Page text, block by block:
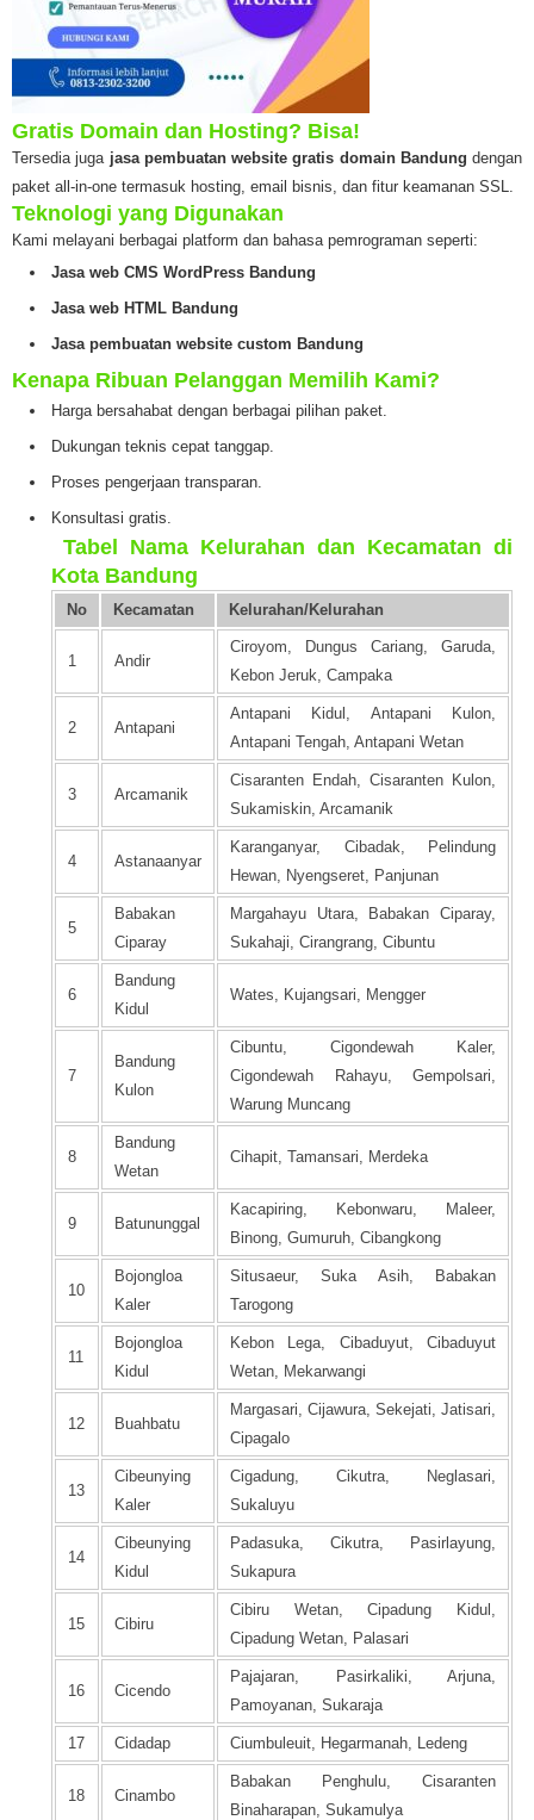
Gratis Domain dan Hosting? Bisa!
Tersedia juga jasa pembuatan website gratis domain Bandung dengan
paket all-in-one termasuk hosting, email bisnis, dan fitur keamanan SSL.
Teknologi yang Digunakan
Kami melayani berbagai platform dan bahasa pemrograman seperti:
Jasa web CMS WordPress Bandung
Jasa web HTML Bandung
Jasa pembuatan website custom Bandung
Kenapa Ribuan Pelanggan Memilih Kami?
Harga bersahabat dengan berbagai pilihan paket.
Dukungan teknis cepat tanggap.
Proses pengerjaan transparan.
Konsultasi gratis.
Tabel Nama Kelurahan dan Kecamatan di
Kota Bandung
No Kecamatan Kelurahan/Kelurahan
1 Andir
Ciroyom, Dungus Cariang, Garuda,
Kebon Jeruk, Campaka
2 Antapani
Antapani Kidul, Antapani Kulon,
Antapani Tengah, Antapani Wetan
3 Arcamanik
Cisaranten Endah, Cisaranten Kulon,
Sukamiskin, Arcamanik
4 Astanaanyar
Karanganyar, Cibadak, Pelindung
Hewan, Nyengseret, Panjunan
5
Babakan
Ciparay
Margahayu Utara, Babakan Ciparay,
Sukahaji, Cirangrang, Cibuntu
6
Bandung
Kidul
Wates, Kujangsari, Mengger
7
Bandung
Kulon
Cibuntu, Cigondewah Kaler,
Cigondewah Rahayu, Gempolsari,
Warung Muncang
8
Bandung
Wetan
Cihapit, Tamansari, Merdeka
9 Batununggal
Kacapiring, Kebonwaru, Maleer,
Binong, Gumuruh, Cibangkong
10
Bojongloa
Kaler
Situsaeur, Suka Asih, Babakan
Tarogong
11
Bojongloa
Kidul
Kebon Lega, Cibaduyut, Cibaduyut
Wetan, Mekarwangi
12 Buahbatu
Margasari, Cijawura, Sekejati, Jatisari,
Cipagalo
13
Cibeunying
Kaler
Cigadung, Cikutra, Neglasari,
Sukaluyu
14
Cibeunying
Kidul
Padasuka, Cikutra, Pasirlayung,
Sukapura
15 Cibiru
Cibiru Wetan, Cipadung Kidul,
Cipadung Wetan, Palasari
16 Cicendo
Pajajaran, Pasirkaliki, Arjuna,
Pamoyanan, Sukaraja
17 Cidadap Ciumbuleuit, Hegarmanah, Ledeng
18 Cinambo
Babakan Penghulu, Cisaranten
Binaharapan, Sukamulya